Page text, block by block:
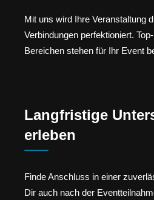
Mit uns wird Ihre Veranstaltung
Verbindungen perfektioniert.
Bereichen stehen für Ihr Event
Langfristige
erleben
Finde Anschluss in einer
Dir auch nach der